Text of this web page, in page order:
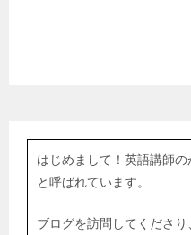
はじめまして！英語講師
と呼ばれています。
ブログを訪問してくださ